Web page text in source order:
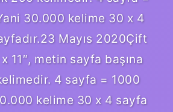
30.000 kelime 30 x 4
Mayıs 2020Çift
x 11″, metin sayfa başına
4 sayfa = 1000
kelime 30 x 4 sayfa